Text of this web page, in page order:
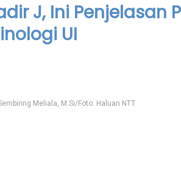
J, Ini Penjelasan
UI
Meliala, M.Si/Foto: Haluan NTT